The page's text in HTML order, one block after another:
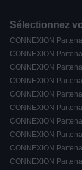
Sélectionnez
CONNEXION
CONNEXION
CONNEXION
CONNEXION
CONNEXION
CONNEXION
CONNEXION
CONNEXION
CONNEXION
CONNEXION